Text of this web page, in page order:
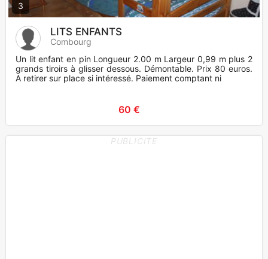
3
LITS ENFANTS
Combourg
Un lit enfant en pin Longueur 2.00 m Largeur 0,99 m plus 2
grands tiroirs à glisser dessous. Démontable. Prix 80 euros.
A retirer sur place si intéressé. Paiement comptant ni
60 €
PUBLICITE